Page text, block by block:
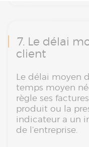
7. Le délai
client
Le délai moyen
temps moyen
règle ses
produit ou la
indicateur a un
de l’entreprise.